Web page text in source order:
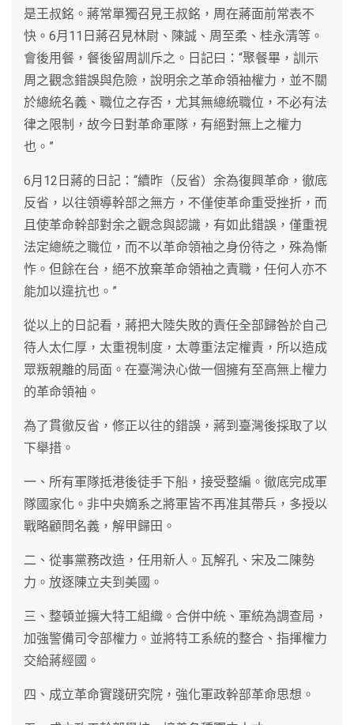
是王叔銘。蔣常單獨召見王叔銘，周在蔣面前常表不
快。6月11日蔣召見林尉、陳誠、周至柔、桂永清等。
會後用餐，餐後留周訓斥之。日記曰：“聚餐畢，訓示
周之觀念錯誤與危險，說明余之革命領袖權力，並不關
於總統名義、職位之存否，尤其無總統職位，不必有法
律之限制，故今日對革命軍隊，有絕對無上之權力
也。”
6月12日蔣的日記：“續昨（反省）余為復興革命，徹底
反省，以往領導幹部之無方，不僅使革命重受挫折，而
且使革命幹部對余之觀念與認識，有如此錯誤，僅重視
法定總統之職位，而不以革命領袖之身份待之，殊為慚
怍。但餘在台，絕不放棄革命領袖之責職，任何人亦不
能加以違抗也。”
從以上的日記看，蔣把大陸失敗的責任全部歸咎於自己
待人太仁厚，太重視制度，太尊重法定權責，所以造成
眾叛親離的局面。在臺灣決心做一個擁有至高無上權力
的革命領袖。
為了貫徹反省，修正以往的錯誤，蔣到臺灣後採取了以
下舉措。
一、所有軍隊抵港後徒手下船，接受整編。徹底完成軍
隊國家化。非中央嫡系之將軍皆不再准其帶兵，多授以
戰略顧問名義，解甲歸田。
二、從事黨務改造，任用新人。瓦解孔、宋及二陳勢
力。放逐陳立夫到美國。
三、整頓並擴大特工組織。合併中統、軍統為調查局，
加強警備司令部權力。並將特工系統的整合、指揮權力
交給蔣經國。
四、成立革命實踐研究院，強化軍政幹部革命思想。